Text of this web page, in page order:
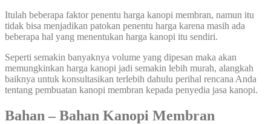
Itulah beberapa faktor penentu harga kanopi membran, namun itu
tidak bisa menjadikan patokan penentu harga karena masih ada
beberapa hal yang menentukan harga kanopi itu sendiri.
Seperti semakin banyaknya volume yang dipesan maka akan
memungkinkan harga kanopi jadi semakin lebih murah, alangkah
baiknya untuk konsultasikan terlebih dahulu perihal rencana Anda
tentang pembuatan kanopi membran kepada penyedia jasa kanopi.
Bahan – Bahan Kanopi Membran